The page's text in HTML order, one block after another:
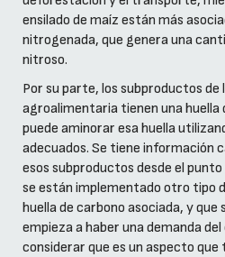
ensilado de maíz están más
nitrogenada, que genera una
nitroso.
Por su parte, los subproductos de
agroalimentaria tienen una huella
puede aminorar esa huella
adecuados. Se tiene información
esos subproductos desde el
se están implementado otro tipo
huella de carbono asociada, y
empieza a haber una demanda
considerar que es un aspecto